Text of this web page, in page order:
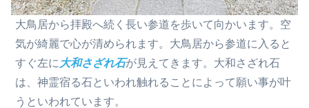
大鳥居から拝殿へ続く長い参道を歩いて向かいます。空
気が綺麗で心が清められます。大鳥居から参道に入ると
すぐ左に 大和さざれ石が見えてきます。大和さざれ石
は、神霊宿る石といわれ触れることによって願い事が叶
うといわれています。